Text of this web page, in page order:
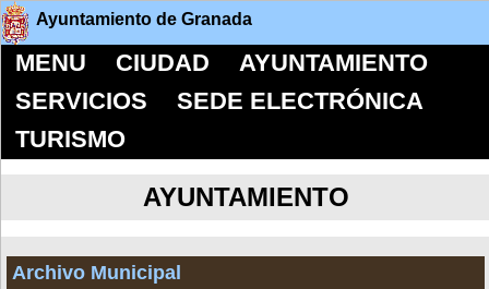
Ayuntamiento de Granada
MENU CIUDAD
AYUNTAMIENTO
SERVICIOS
SEDE ELECTRÓNICA
TURISMO
AYUNTAMIENTO
Archivo Municipal